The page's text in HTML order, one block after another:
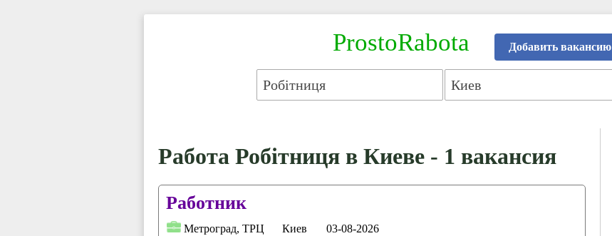
ProstoRabota Добавить вакансию
Работа Робітниця в Киеве - 1 вакансия
Работник
Метроград, ТРЦ Киев
03-08-2026